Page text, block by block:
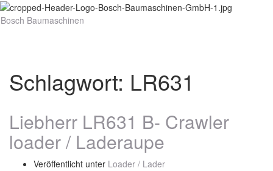
Bosch Baumaschinen
Schlagwort: LR631
Liebherr LR631 B- Crawler
loader / Laderaupe
Veröffentlicht unter Loader / Lader